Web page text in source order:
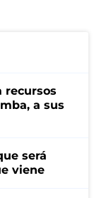
recursos
a sus
será
viene